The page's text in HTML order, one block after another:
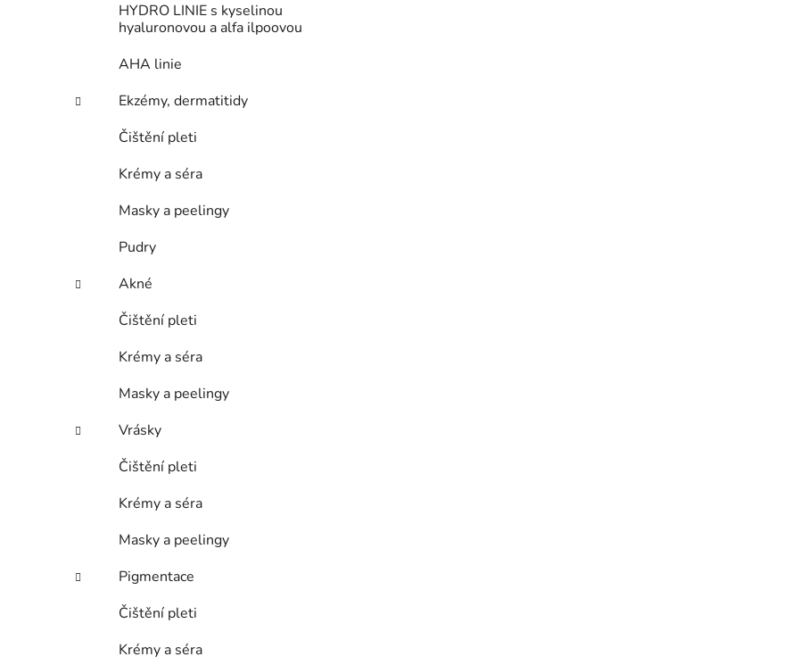
HYDRO LINIE s kyselinou
hyaluronovou a alfa ilpoovou
AHA linie
Ekzémy, dermatitidy
Čištění pleti
Krémy a séra
Masky a peelingy
Pudry
Akné
Čištění pleti
Krémy a séra
Masky a peelingy
Vrásky
Čištění pleti
Krémy a séra
Masky a peelingy
Pigmentace
Čištění pleti
Krémy a séra